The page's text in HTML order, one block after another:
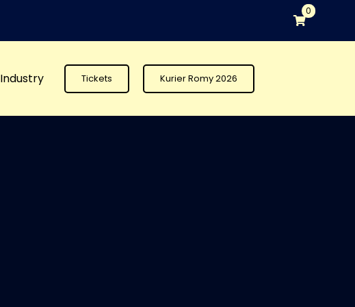
0
Industry Tickets Kurier Romy 2026